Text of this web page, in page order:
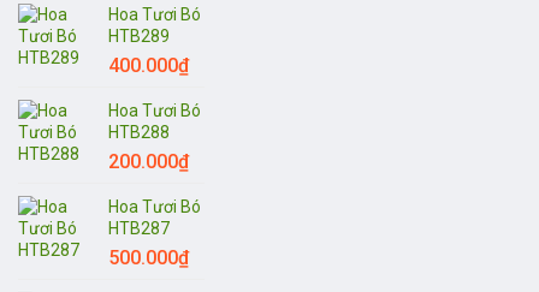
Hoa Tươi Bó
HTB289
400.000₫
Hoa Tươi Bó
HTB288
200.000₫
Hoa Tươi Bó
HTB287
500.000₫